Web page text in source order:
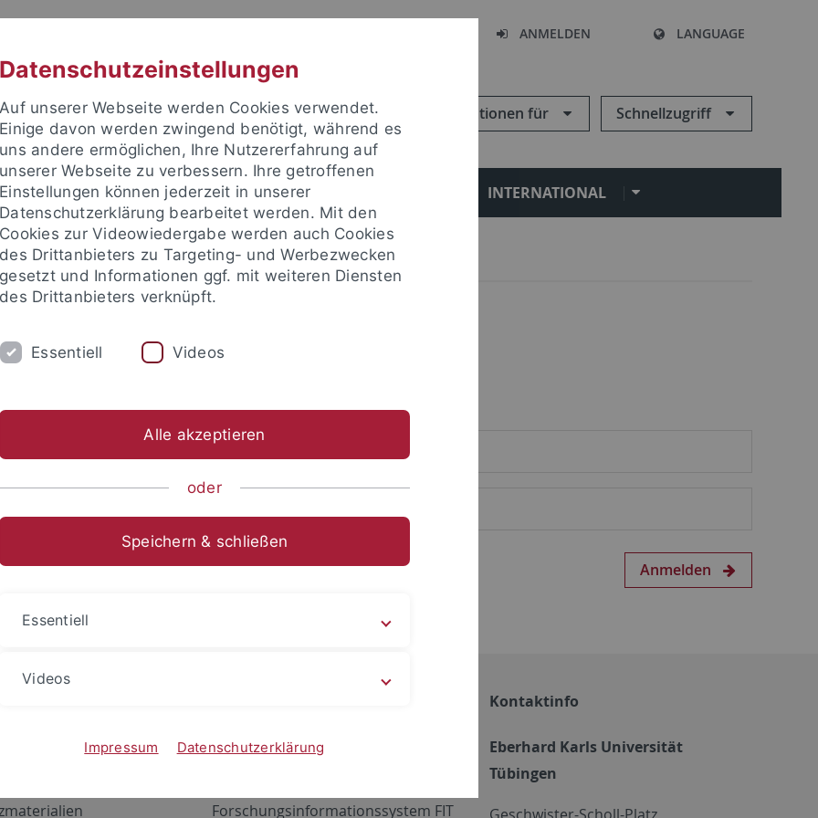
ANMELDEN LANGUAGE
Informationen für Schnellzugriff
FORSCHUNG EINRICHTUNGEN INTERNATIONAL
um sich anzumelden:
Anmelden
Netzwerk
ALMA
Forschungsinformationssystem FIT
Kontaktinfo
Eberhard Karls Universität
Tübingen
Datenschutzeinstellungen
Auf unserer Webseite werden Cookies verwendet.
Einige davon werden zwingend benötigt, während es
uns andere ermöglichen, Ihre Nutzererfahrung auf
unserer Webseite zu verbessern. Ihre getroffenen
Einstellungen können jederzeit in unserer
Datenschutzerklärung bearbeitet werden. Mit den
Cookies zur Videowiedergabe werden auch Cookies
des Drittanbieters zu Targeting- und Werbezwecken
gesetzt und Informationen ggf. mit weiteren Diensten
des Drittanbieters verknüpft.
Essentiell Videos
Alle akzeptieren
oder
Speichern & schließen
Essentiell
Videos
Impressum Datenschutzerklärung